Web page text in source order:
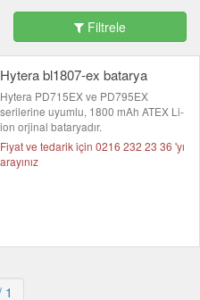
Filtrele
Hytera bl1807-ex batarya
Hytera PD715EX ve PD795EX
serilerine uyumlu, 1800 mAh ATEX Li-
ion orjinal bataryadır.
Fiyat ve tedarik için 0216 232 23 36 'yı
arayınız
1